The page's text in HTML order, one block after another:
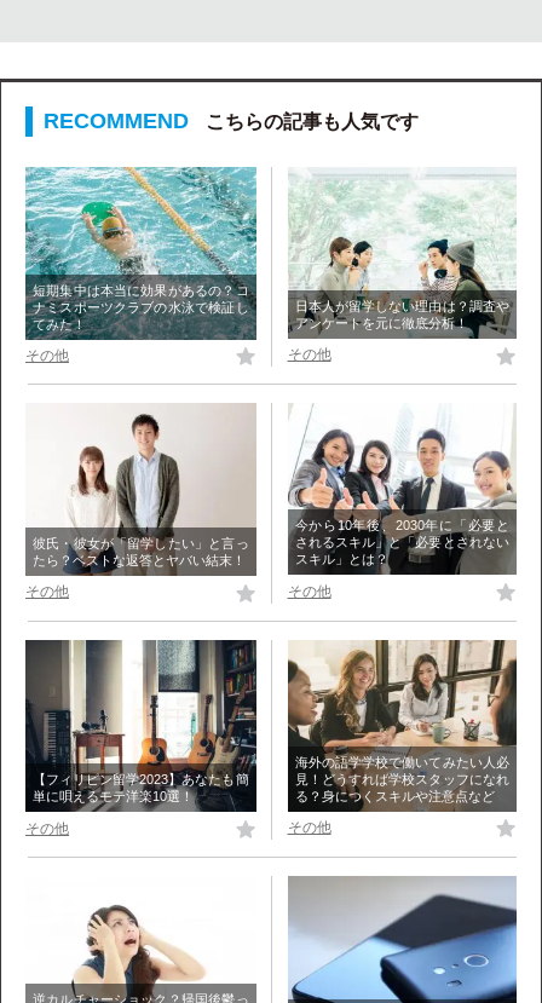
こちらの記事も人気です
短期集中は本当に効果があるの？コ
ナミスポーツクラブの水泳で検証し
てみた！
その他
日本人が留学しない理由は？調査や
アンケートを元に徹底分析！
その他
彼氏・彼女が「留学したい」と言っ
たら？ベストな返答とヤバい結末！
その他
今から10年後、2030年に「必要と
されるスキル」と「必要とされない
スキル」とは？
その他
【フィリピン留学2023】あなたも簡
単に唄えるモテ洋楽10選！
その他
海外の語学学校で働いてみたい人必
見！どうすれば学校スタッフになれ
る？身につくスキルや注意点など
その他
逆カルチャーショック？帰国後鬱っ